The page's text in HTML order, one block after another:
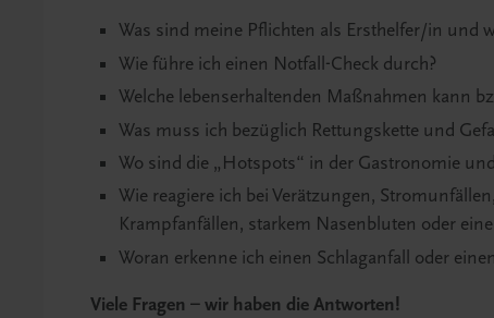
Was sind meine Pflichten als Ersthelfer/in und
Wie führe ich einen Notfall-Check durch?
Welche lebenserhaltenden Maßnahmen kann
Was muss ich bezüglich Rettungskette und
Wo sind die „Hotspots“ in der Gastronomie
Wie reagiere ich bei Verätzungen,
Krampfanfällen, starkem Nasenbluten oder
Woran erkenne ich einen Schlaganfall oder
Viele Fragen – wir haben die Antworten!